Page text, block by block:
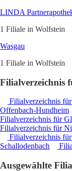
LINDA
1 Filiale in Wolfstein
Wasgau
1 Filiale in Wolfstein
Filialverzeichnis
Filialverzeichnis
Offenbach-Hundheim
Filialverzeichnis für
Filialverzeichnis für
Filialverzeichnis
Schallodenbach
Ausgewählte